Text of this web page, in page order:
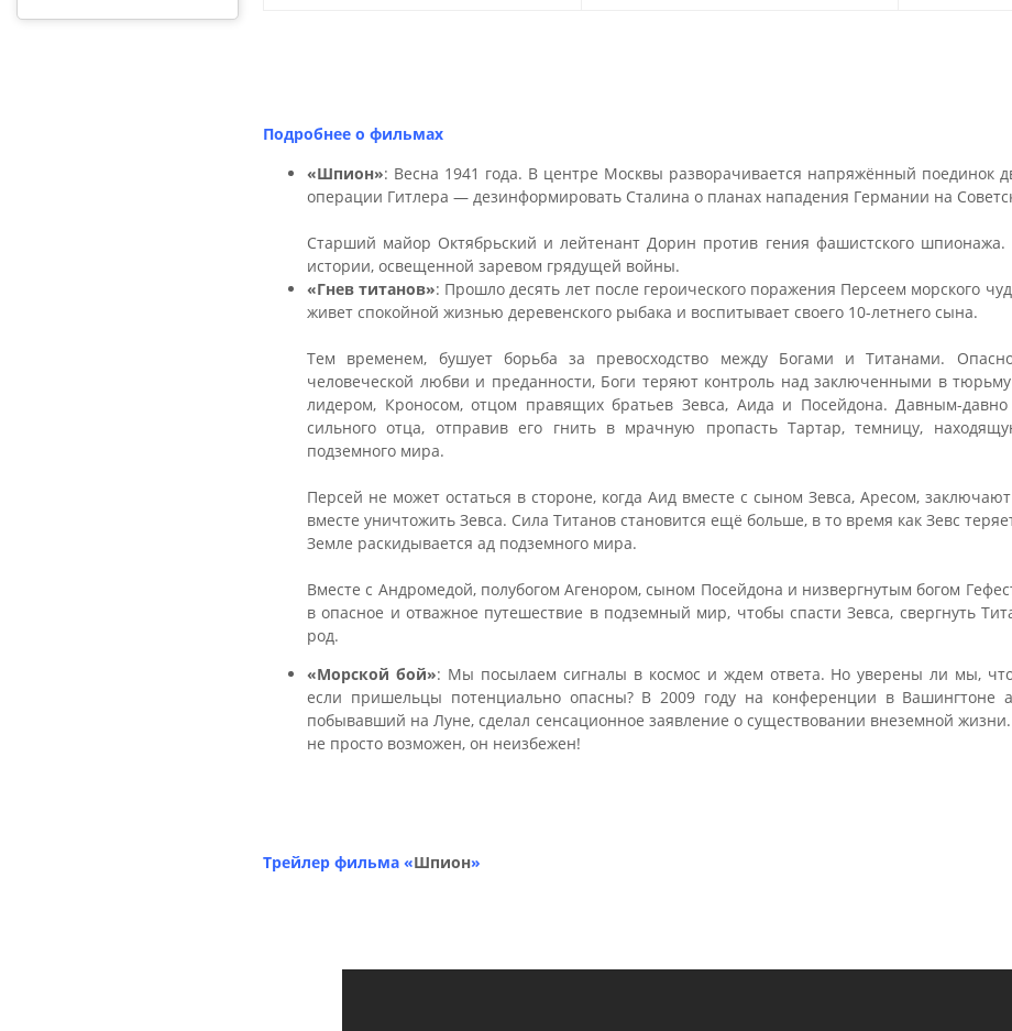
Подробнее о фильмах
«Шпион»: Весна 1941 года. В центре Москвы разворачивается напряжённый поединок
операции Гитлера — дезинформировать Сталина о планах нападения Германии на
Старший майор Октябрьский и лейтенант Дорин против гения фашистского
истории, освещенной заревом грядущей войны.
«Гнев титанов»: Прошло десять лет после героического поражения Персеем морского
живет спокойной жизнью деревенского рыбака и воспитывает своего 10-летнего сына.
Тем временем, бушует борьба за превосходство между Богами и Титанами.
человеческой любви и преданности, Боги теряют контроль над заключенными в
лидером, Кроносом, отцом правящих братьев Зевса, Аида и Посейдона. Давным-давно
сильного отца, отправив его гнить в мрачную пропасть Тартар, темницу,
подземного мира.
Персей не может остаться в стороне, когда Аид вместе с сыном Зевса, Аресом,
вместе уничтожить Зевса. Сила Титанов становится ещё больше, в то время как Зевс
Земле раскидывается ад подземного мира.
Вместе с Андромедой, полубогом Агенором, сыном Посейдона и низвергнутым богом
в опасное и отважное путешествие в подземный мир, чтобы спасти Зевса, свергнуть
род.
«Морской бой»: Мы посылаем сигналы в космос и ждем ответа. Но уверены ли мы,
если пришельцы потенциально опасны? В 2009 году на конференции в Вашингтоне
побывавший на Луне, сделал сенсационное заявление о существовании внеземной
не просто возможен, он неизбежен!
Трейлер фильма «Шпион»